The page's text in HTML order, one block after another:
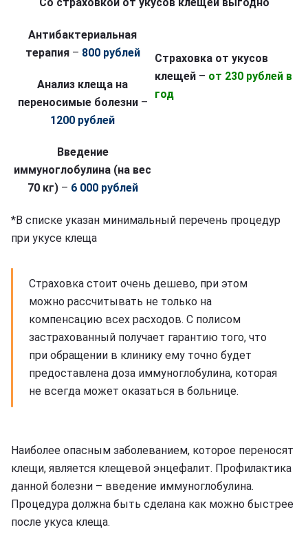
Антибактериальная
терапия– 800 рублей
Анализ клеща на
переносимые болезни–
1200 рублей
Введение
иммуноглобулина (на вес
70 кг)– 6 000 рублей
Страховка от укусов
клещей – от 230 рублей в
год
*В списке указан минимальный перечень процедур
при укусе клеща
Страховка стоит очень дешево, при этом
можно рассчитывать не только на
компенсацию всех расходов. С полисом
застрахованный получает гарантию того, что
при обращении в клинику ему точно будет
предоставлена доза иммуноглобулина, которая
не всегда может оказаться в больнице.
Наиболее опасным заболеванием, которое переносят
клещи, является клещевой энцефалит. Профилактика
данной болезни – введение иммуноглобулина.
Процедура должна быть сделана как можно быстрее
после укуса клеща.